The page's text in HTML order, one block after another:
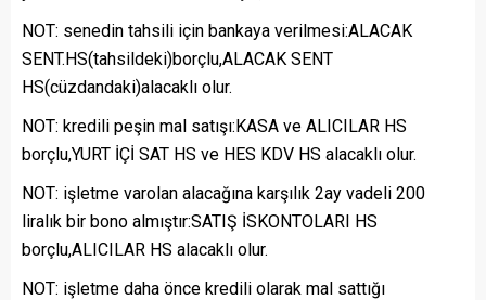
NOT: senedin tahsili için bankaya verilmesi:ALACAK
SENT.HS(tahsildeki)borçlu,ALACAK SENT
HS(cüzdandaki)alacaklı olur.
NOT: kredili peşin mal satışı:KASA ve ALICILAR HS
borçlu,YURT İÇİ SAT HS ve HES KDV HS alacaklı olur.
NOT: işletme varolan alacağına karşılık 2ay vadeli 200
liralık bir bono almıştır:SATIŞ İSKONTOLARI HS
borçlu,ALICILAR HS alacaklı olur.
NOT: işletme daha önce kredili olarak mal sattığı